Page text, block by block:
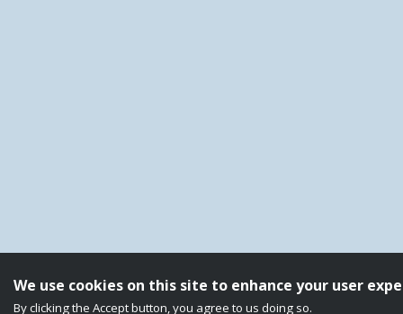
We use cookies on this site to enhance your user
By clicking the Accept button, you agree to us doing so.